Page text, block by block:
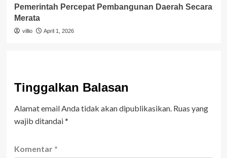
Pemerintah Percepat Pembangunan Daerah Secara
Merata
villio April 1, 2026
Tinggalkan Balasan
Alamat email Anda tidak akan dipublikasikan. Ruas yang
wajib ditandai*
Komentar *